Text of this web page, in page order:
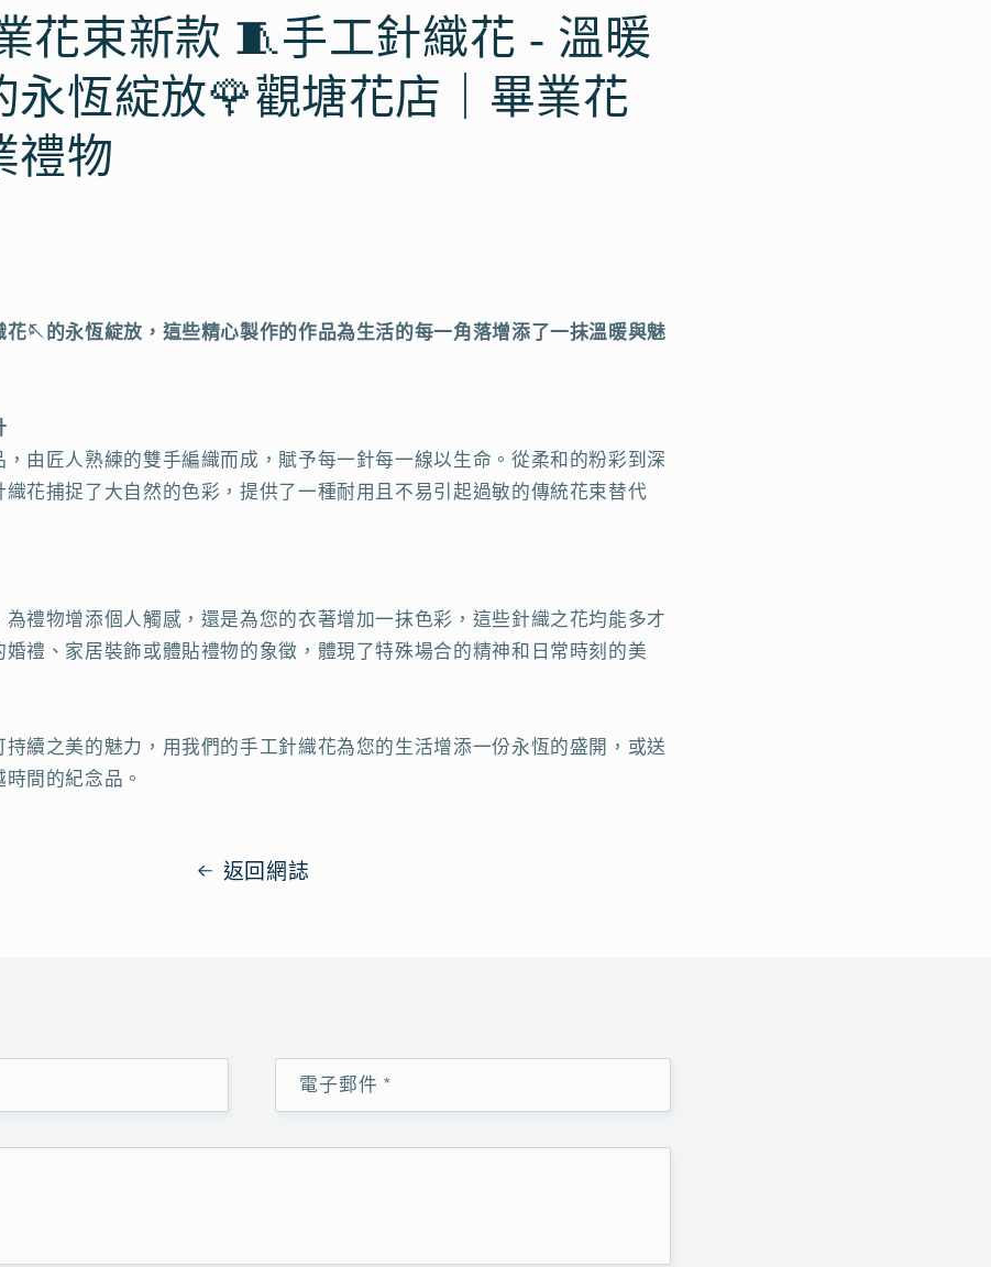
花束新款 🧵手工針織花 - 溫暖
永恆綻放🌹觀塘花店｜畢業花
禮物
🪡的永恆綻放，這些精心製作的作品為生活的每一角落增添了一抹溫暖與魅
由匠人熟練的雙手編織而成，賦予每一針每一線以生命。從柔和的粉彩到深
花捕捉了大自然的色彩，提供了一種耐用且不易引起過敏的傳統花束替代
為禮物增添個人觸感，還是為您的衣著增加一抹色彩，這些針織之花均能多才
婚禮、家居裝飾或體貼禮物的象徵，體現了特殊場合的精神和日常時刻的美
持續之美的魅力，用我們的手工針織花為您的生活增添一份永恆的盛開，或送
間的紀念品。
返回網誌
電子郵件*